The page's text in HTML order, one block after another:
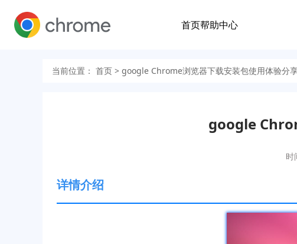
首页帮助中心
当前位置： 首页 > google Chrome浏览器下载安装包使用体验分
google
时
详情介绍